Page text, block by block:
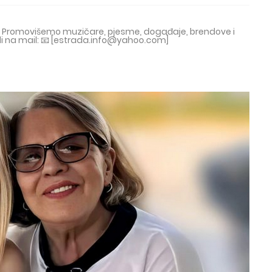
muzičare, pjesme, događaje, brendove i
na mail: 📧 [estrada.info@yahoo.com]